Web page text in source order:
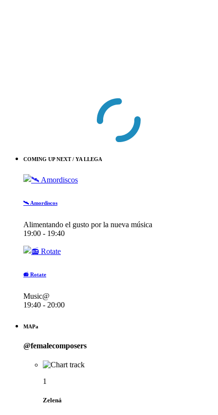
COMING UP NEXT / YA LLEGA
🛰️ Amordiscos
Alimentando el gusto por la nueva música
19:00 - 19:40
📻 Rotate
Music@
19:40 - 20:00
MAPa
@femalecomposers
1
Zelená